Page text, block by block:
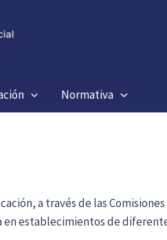
Normativa
a través de las
en establecimientos de